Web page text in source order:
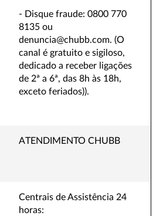
- Disque fraude: 0800 770
8135 ou
denuncia@chubb.com. (O
canal é gratuito e sigiloso,
dedicado a receber ligações
de 2ª a 6ª, das 8h às 18h,
exceto feriados)).
ATENDIMENTO CHUBB
Centrais de Assistência 24
horas: